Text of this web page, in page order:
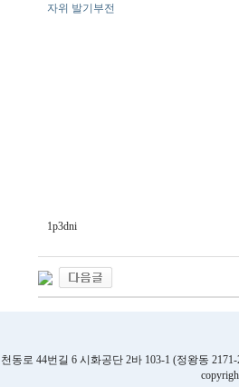
자위 발기부전
1p3dni
동로 44번길 6 시화공단 2바 103-1 (정왕동